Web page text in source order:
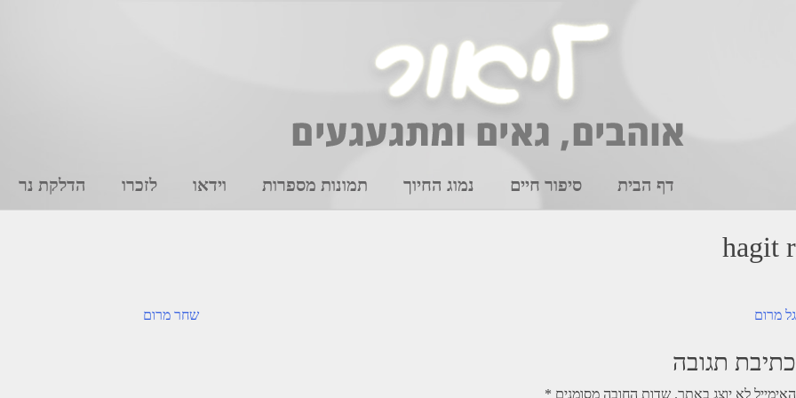
דף הבית סיפור חיים נמוג החיוך תמונות מספרות וידאו לזכרו הדלקת נר
hagit r
ניווט שחר מרום גל מרום
כתיבת תגובה
האימייל לא יוצג באתר. שדות החובה מסומנים *